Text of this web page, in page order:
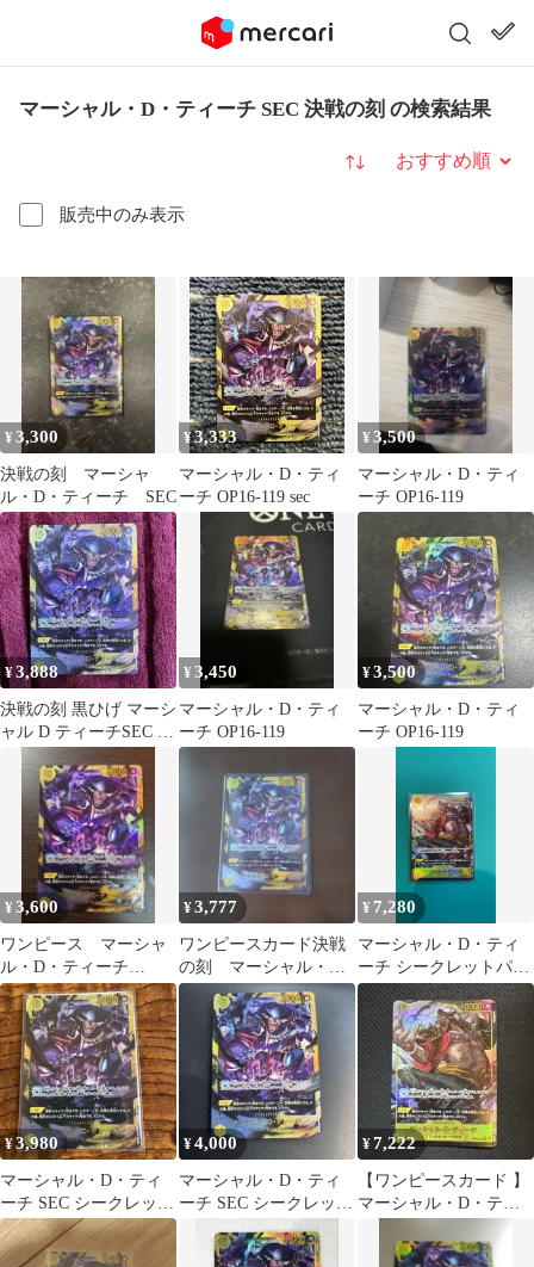
マーシャル・D・ティーチ SEC 決戦の刻 の検索結果
販売中のみ表示
並び替え
¥3,300
決戦の刻 マーシャ
ル・D・ティーチ SEC
¥3,333
マーシャル・D・ティ
ーチ OP16-119 sec
¥3,500
マーシャル・D・ティ
ーチ OP16-119
¥3,888
決戦の刻 黒ひげ マーシ
ャル D ティーチSEC シ
¥3,450
マーシャル・D・ティ
ーチ OP16-119
¥3,500
マーシャル・D・ティ
ーチ OP16-119
¥3,600
ワンピース マーシャ
ル・D・ティーチ
OP16-119
¥3,777
ワンピースカード決戦
の刻 マーシャル・
D・ティーチSEC
¥ 7,280
マーシャル・D・ティ
ーチ シークレットパラ
レル OP16-119 SEC
¥3,980
マーシャル・D・ティ
ーチ SEC シークレット
パラレル OP16-119
¥4,000
マーシャル・D・ティ
ーチ SEC シークレット
パラレル OP16-119
¥7,222
【ワンピースカード 】
マーシャル・D・ティ